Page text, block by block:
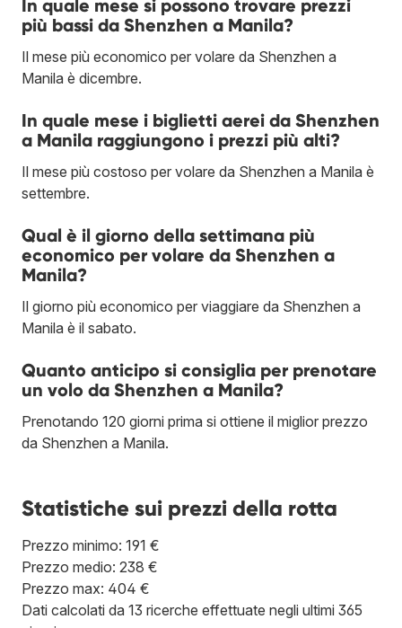
In quale mese si possono trovare prezzi
più bassi da Shenzhen a Manila?
Il mese più economico per volare da Shenzhen a
Manila è dicembre.
In quale mese i biglietti aerei da Shenzhen
a Manila raggiungono i prezzi più alti?
Il mese più costoso per volare da Shenzhen a Manila è
settembre.
Qual è il giorno della settimana più
economico per volare da Shenzhen a
Manila?
Il giorno più economico per viaggiare da Shenzhen a
Manila è il sabato.
Quanto anticipo si consiglia per prenotare
un volo da Shenzhen a Manila?
Prenotando 120 giorni prima si ottiene il miglior prezzo
da Shenzhen a Manila.
Statistiche sui prezzi della rotta
Prezzo minimo: 191 €
Prezzo medio: 238 €
Prezzo max: 404 €
Dati calcolati da 13 ricerche effettuate negli ultimi 365